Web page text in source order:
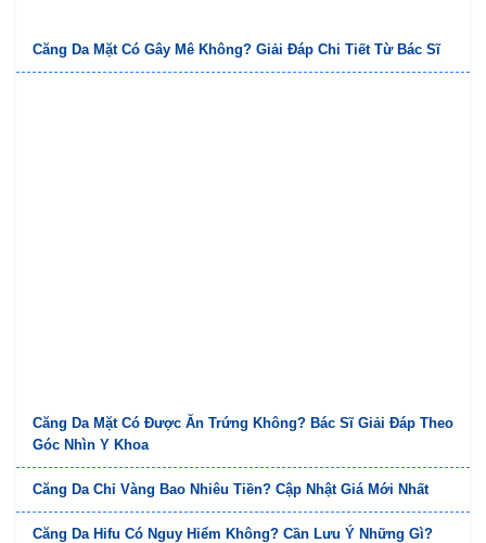
Căng Da Mặt Có Gây Mê Không? Giải Đáp Chi Tiết Từ Bác Sĩ
Căng Da Mặt Có Được Ăn Trứng Không? Bác Sĩ Giải Đáp Theo
Góc Nhìn Y Khoa
Căng Da Chỉ Vàng Bao Nhiêu Tiền? Cập Nhật Giá Mới Nhất
Căng Da Hifu Có Nguy Hiểm Không? Cần Lưu Ý Những Gì?